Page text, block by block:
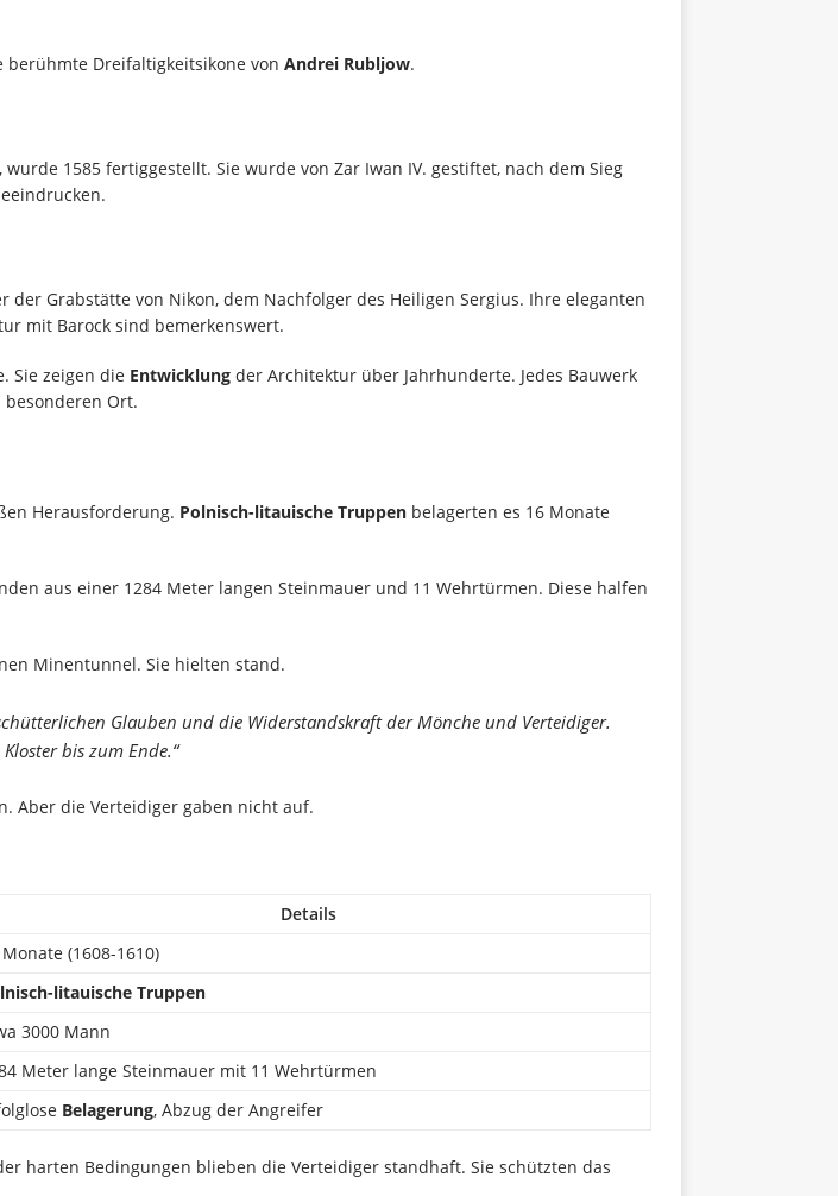
berühmte Dreifaltigkeitsikone von Andrei Rubljow.
1585 fertiggestellt. Sie wurde von Zar Iwan IV. gestiftet, nach dem Sieg
Grabstätte von Nikon, dem Nachfolger des Heiligen Sergius. Ihre eleganten
mit Barock sind bemerkenswert.
Sie zeigen die Entwicklung der Architektur über Jahrhunderte. Jedes Bauwerk
Ort.
Herausforderung. Polnisch-litauische Truppen belagerten es 16 Monate
aus einer 1284 Meter langen Steinmauer und 11 Wehrtürmen. Diese halfen
Minentunnel. Sie hielten stand.
Glauben und die Widerstandskraft der Mönche und Verteidiger.
bis zum Ende.“
Aber die Verteidiger gaben nicht auf.
Details
(1608-1610)
litauische Truppen
3000 Mann
Meter lange Steinmauer mit 11 Wehrtürmen
Belagerung, Abzug der Angreifer
harten Bedingungen blieben die Verteidiger standhaft. Sie schützten das